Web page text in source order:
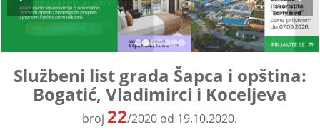
Službeni list grada Šapca i opština:
Bogatić, Vladimirci i Koceljeva
broj 22/2020 od 19.10.2020.